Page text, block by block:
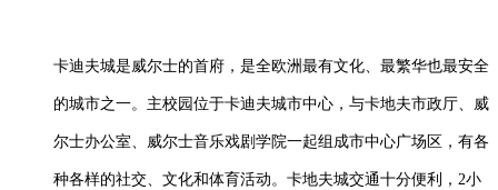
卡迪夫城是威尔士的首府，是全欧洲最有文化、最繁华也最安全
的城市之一。主校园位于卡迪夫城市中心，与卡地夫市政厅、威
尔士办公室、威尔士音乐戏剧学院一起组成市中心广场区，有各
种各样的社交、文化和体育活动。卡地夫城交通十分便利，2小